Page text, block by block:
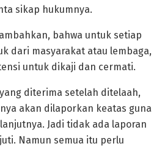
sikap hukumnya.
bahwa untuk setiap
dari masyarakat atau lembaga,
untuk dikaji dan cermati.
diterima setelah ditelaah,
akan dilaporkan keatas guna
Jadi tidak ada laporan
Namun semua itu perlu